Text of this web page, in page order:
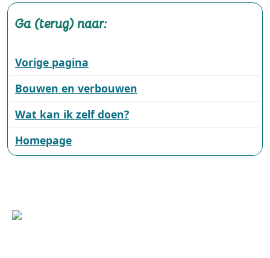
Ga (terug) naar:
Vorige pagina
Bouwen en verbouwen
Wat kan ik zelf doen?
Homepage